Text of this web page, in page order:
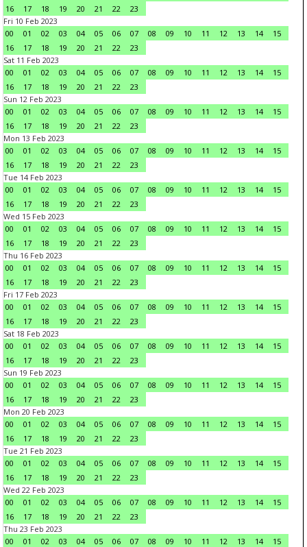
16
17 18 19 20 21 22
23
Fri 10 Feb 2023
00
01 02 03 04 05 06 07 08 09 10 11 12 13 14
15
16
17 18 19 20 21 22
23
Sat 11 Feb 2023
00
01 02 03 04 05 06 07 08 09 10 11 12 13 14
15
16
17 18 19 20 21 22
23
Sun 12 Feb 2023
00
01 02 03 04 05 06 07 08 09 10 11 12 13 14
15
16
17 18 19 20 21 22
23
Mon 13 Feb 2023
00
01 02 03 04 05 06 07 08 09 10 11 12 13 14
15
16
17 18 19 20 21 22
23
Tue 14 Feb 2023
00
01 02 03 04 05 06 07 08 09 10 11 12 13 14
15
16
17 18 19 20 21 22
23
Wed 15 Feb 2023
00
01 02 03 04 05 06 07 08 09 10 11 12 13 14
15
16
17 18 19 20 21 22
23
Thu 16 Feb 2023
00
01 02 03 04 05 06 07 08 09 10 11 12 13 14
15
16
17 18 19 20 21 22
23
Fri 17 Feb 2023
00
01 02 03 04 05 06 07 08 09 10 11 12 13 14
15
16
17 18 19 20 21 22
23
Sat 18 Feb 2023
00
01 02 03 04 05 06 07 08 09 10 11 12 13 14
15
16
17 18 19 20 21 22
23
Sun 19 Feb 2023
00
01 02 03 04 05 06 07 08 09 10 11 12 13 14
15
16
17 18 19 20 21 22
23
Mon 20 Feb 2023
00
01 02 03 04 05 06 07 08 09 10 11 12 13 14
15
16
17 18 19 20 21 22
23
Tue 21 Feb 2023
00
01 02 03 04 05 06 07 08 09 10 11 12 13 14
15
16
17 18 19 20 21 22
23
Wed 22 Feb 2023
00
01 02 03 04 05 06 07 08 09 10 11 12 13 14
15
16
17 18 19 20 21 22
23
Thu 23 Feb 2023
00
01 02 03 04 05 06 07 08 09 10 11 12 13 14
15